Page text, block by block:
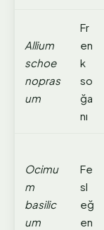
Allium
schoe
nopras
um
Fr
en
k
so
ğa
nı
Ocimu
m
basilic
um
Fe
sl
eğ
en